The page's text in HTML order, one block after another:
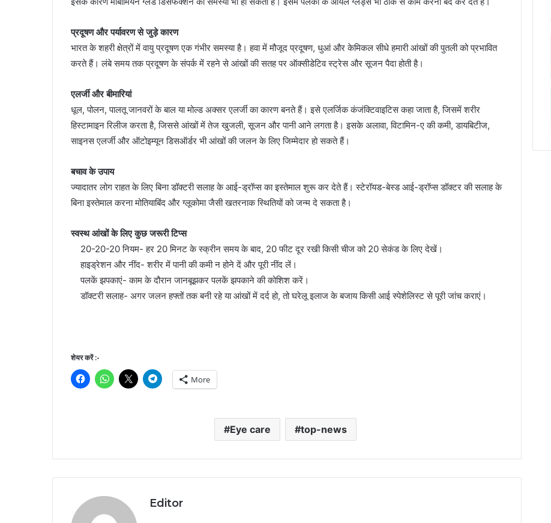
प्रदूषण और पर्यावरण से जुड़े कारण
भारत के शहरी क्षेत्रों में वायु प्रदूषण एक गंभीर समस्या है। हवा में मौजूद प्रदूषण, धुआं और केमिकल सीधे हमारी आंखों की पुतली को प्रभावित
करते हैं। लंबे समय तक प्रदूषण के संपर्क में रहने से आंखों की सतह पर ऑक्सीडेटिव स्ट्रेस और सूजन पैदा होती है।
एलर्जी और बीमारियां
धूल, पोलन, पालतू जानवरों के बाल या मोल्ड अक्सर एलर्जी का कारण बनते हैं। इसे एलर्जिक कंजंक्टिवाइटिस कहा जाता है, जिसमें शरीर
हिस्टामाइन रिलीज करता है, जिससे आंखों में तेज खुजली, सूजन और पानी आने लगता है। इसके अलावा, विटामिन-ए की कमी, डायबिटीज,
साइनस एलर्जी और ऑटोइम्यून डिसऑर्डर भी आंखों की जलन के लिए जिम्मेदार हो सकते हैं।
बचाव के उपाय
ज्यादातर लोग राहत के लिए बिना डॉक्टरी सलाह के आई-ड्रॉप्स का इस्तेमाल शुरू कर देते हैं। स्टेरॉयड-बेस्ड आई-ड्रॉप्स डॉक्टर की सलाह के
बिना इस्तेमाल करना मोतियाबिंद और ग्लूकोमा जैसी खतरनाक स्थितियों को जन्म दे सकता है।
स्वस्थ आंखों के लिए कुछ जरूरी टिप्स
20-20-20 नियम- हर 20 मिनट के स्क्रीन समय के बाद, 20 फीट दूर रखी किसी चीज को 20 सेकंड के लिए देखें।
हाइड्रेशन और नींद- शरीर में पानी की कमी न होने दें और पूरी नींद लें।
पलकें झपकाएं- काम के दौरान जानबूझकर पलकें झपकाने की कोशिश करें।
डॉक्टरी सलाह- अगर जलन हफ्तों तक बनी रहे या आंखों में दर्द हो, तो घरेलू इलाज के बजाय किसी आई स्पेशेलिस्ट से पूरी जांच कराएं।
शेयर करें :-
More
Eye care top-news
Editor